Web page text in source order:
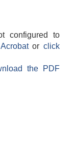
configured to
Acrobatorclick
the PDF